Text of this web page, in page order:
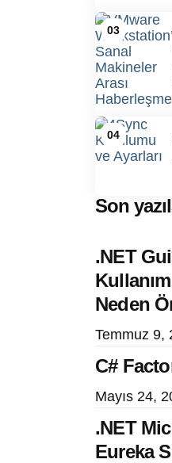
03
04
Son
.NET
Neden
Temmuz 9,
C#
Mayıs 24,
.NET
Eureka